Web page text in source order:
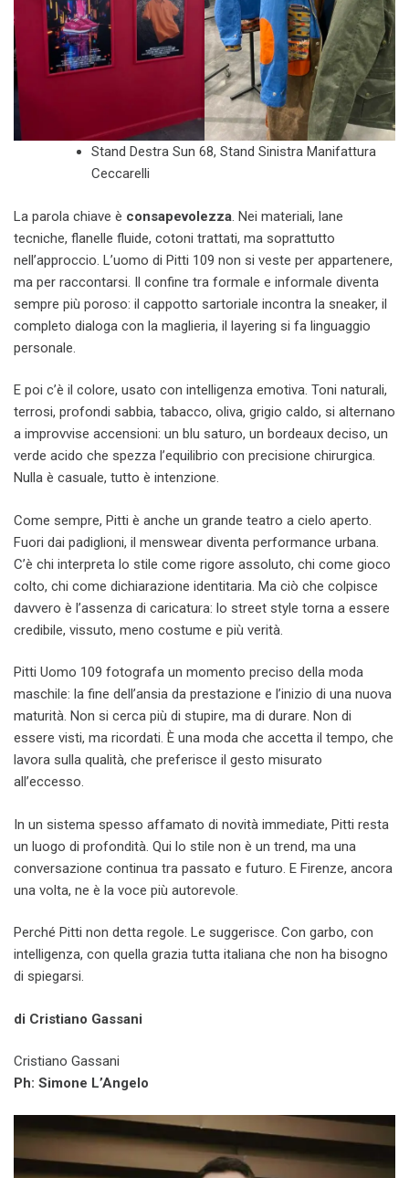
Stand Destra Sun 68, Stand Sinistra Manifattura
Ceccarelli
La parola chiave è consapevolezza. Nei materiali, lane
tecniche, flanelle fluide, cotoni trattati, ma soprattutto
nell’approccio. L’uomo di Pitti 109 non si veste per appartenere,
ma per raccontarsi. Il confine tra formale e informale diventa
sempre più poroso: il cappotto sartoriale incontra la sneaker, il
completo dialoga con la maglieria, il layering si fa linguaggio
personale.
E poi c’è il colore, usato con intelligenza emotiva. Toni naturali,
terrosi, profondi sabbia, tabacco, oliva, grigio caldo, si alternano
a improvvise accensioni: un blu saturo, un bordeaux deciso, un
verde acido che spezza l’equilibrio con precisione chirurgica.
Nulla è casuale, tutto è intenzione.
Come sempre, Pitti è anche un grande teatro a cielo aperto.
Fuori dai padiglioni, il menswear diventa performance urbana.
C’è chi interpreta lo stile come rigore assoluto, chi come gioco
colto, chi come dichiarazione identitaria. Ma ciò che colpisce
davvero è l’assenza di caricatura: lo street style torna a essere
credibile, vissuto, meno costume e più verità.
Pitti Uomo 109 fotografa un momento preciso della moda
maschile: la fine dell’ansia da prestazione e l’inizio di una nuova
maturità. Non si cerca più di stupire, ma di durare. Non di
essere visti, ma ricordati. È una moda che accetta il tempo, che
lavora sulla qualità, che preferisce il gesto misurato
all’eccesso.
In un sistema spesso affamato di novità immediate, Pitti resta
un luogo di profondità. Qui lo stile non è un trend, ma una
conversazione continua tra passato e futuro. E Firenze, ancora
una volta, ne è la voce più autorevole.
Perché Pitti non detta regole. Le suggerisce. Con garbo, con
intelligenza, con quella grazia tutta italiana che non ha bisogno
di spiegarsi.
di Cristiano Gassani
Cristiano Gassani
Ph: Simone L’Angelo